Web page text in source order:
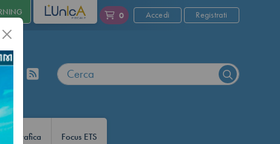
L'UNICA 0 Accedi Registrati
Infografica Focus ETS